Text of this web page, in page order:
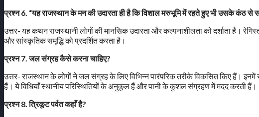
प्रश्न 6. “यह राजस्थान के मन की उदारता ही है कि विशाल मरुभूमि में रहते हुए भी उसके कंठ
उत्तर- यह कथन राजस्थानी लोगों की मानसिक उदारता और कल्पनाशीलता को दर्शाता है।
और सांस्कृतिक समृद्धि को प्रदर्शित करता है।
प्रश्न 7. जल संग्रह कैसे करना चाहिए?
उत्तर- राजस्थान के लोगों ने जल संग्रह के लिए विभिन्न पारंपरिक तरीके विकसित किए हैं। इनमें
हैं। ये विधियाँ स्थानीय परिस्थितियों के अनुकूल हैं और पानी के कुशल संग्रहण में मदद करती हैं।
प्रश्न 8. त्रिकूट पर्वत कहाँ है?